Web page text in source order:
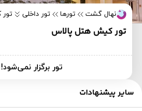
نهال گشت تورها تور داخلی
تور کیش هتل پالاس
تور برگزار نمی‌شود!
سایر پیشنهادات